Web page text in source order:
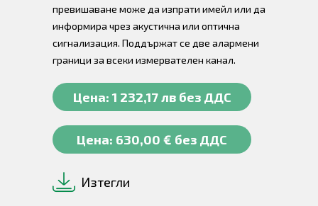
превишаване може да изпрати имейл или да
информира чрез акустична или оптична
сигнализация. Поддържат се две алармени
граници за всеки измервателен канал.
Цена: 1 232,17 лв без ДДС
Цена: 630,00 € без ДДС
Изтегли